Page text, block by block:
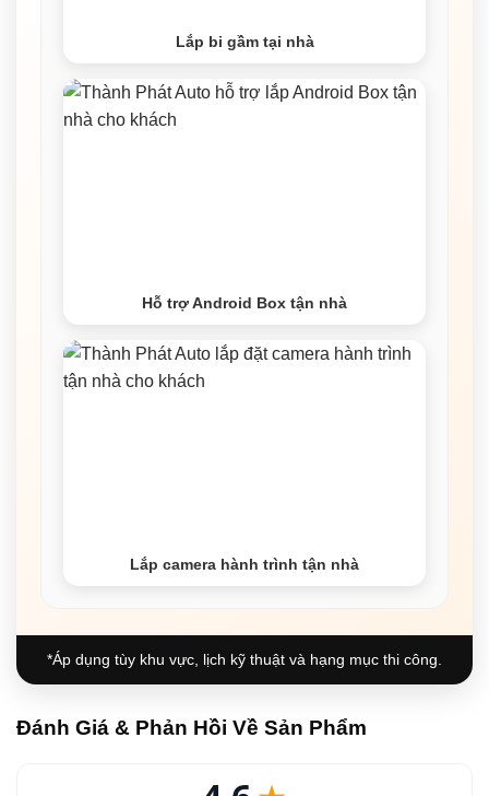
Lắp bi gầm tại nhà
Hỗ trợ Android Box tận nhà
Lắp camera hành trình tận nhà
*Áp dụng tùy khu vực, lịch kỹ thuật và hạng mục thi công.
Đánh Giá & Phản Hồi Về Sản Phẩm